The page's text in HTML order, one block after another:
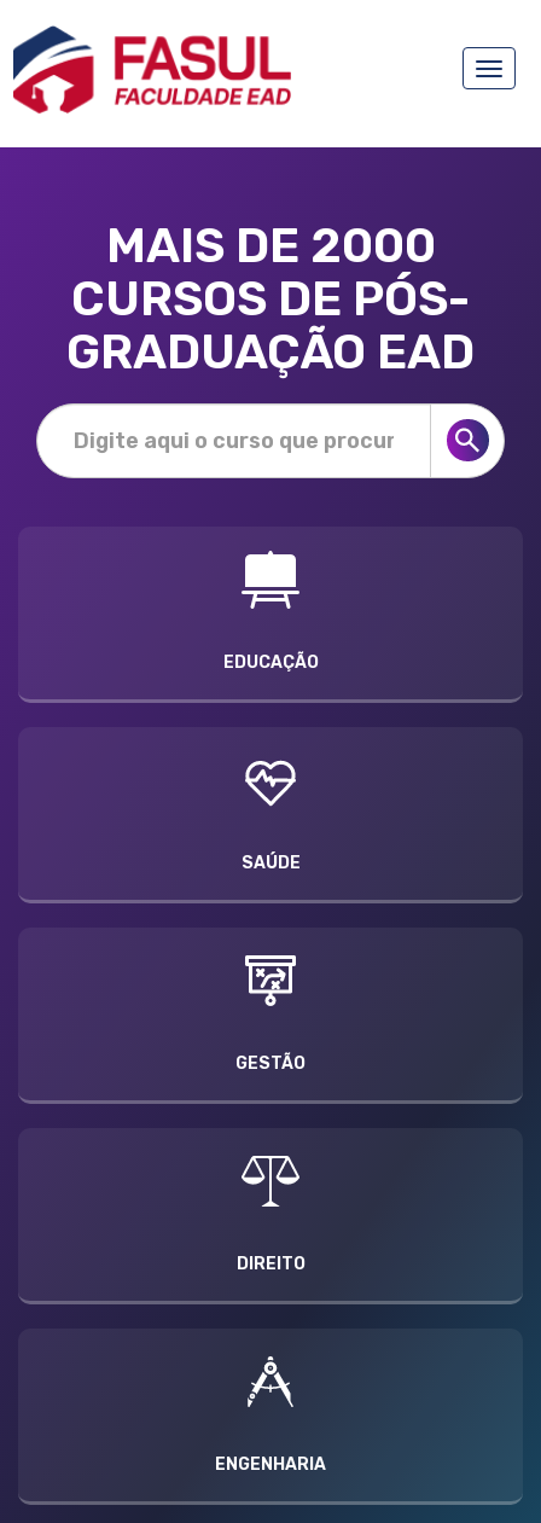
Toggle
MAIS DE 2000
CURSOS DE PÓS-
GRADUAÇÃO EAD
EDUCAÇÃO
SAÚDE
GESTÃO
DIREITO
ENGENHARIA